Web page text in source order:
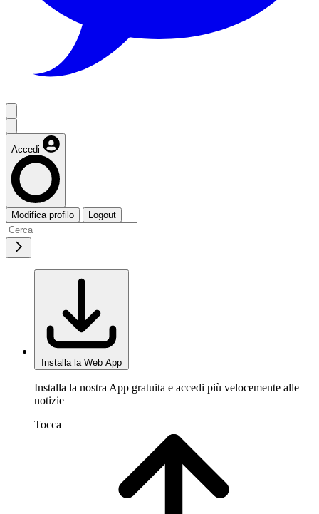
Accedi
Modifica profilo Logout
Installa la Web App
Installa la nostra App gratuita e accedi più velocemente alle
notizie
Tocca